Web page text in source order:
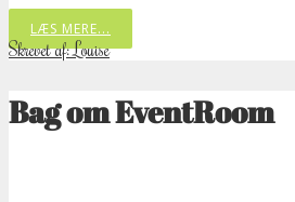
LÆS MERE...
Skrevet af: Louise
Bag om EventRoom